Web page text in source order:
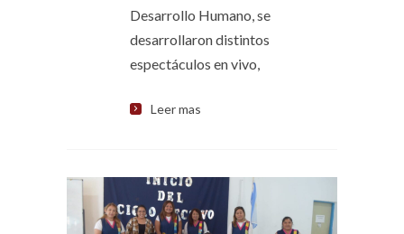
Desarrollo Humano, se
desarrollaron distintos
espectáculos en vivo,
Leer mas